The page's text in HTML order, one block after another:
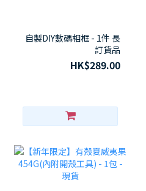
自製DIY數碼相框 - 1件 長
訂貨品
HK$289.00